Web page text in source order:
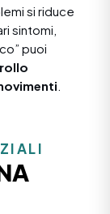
si riduce
sintomi,
puoi